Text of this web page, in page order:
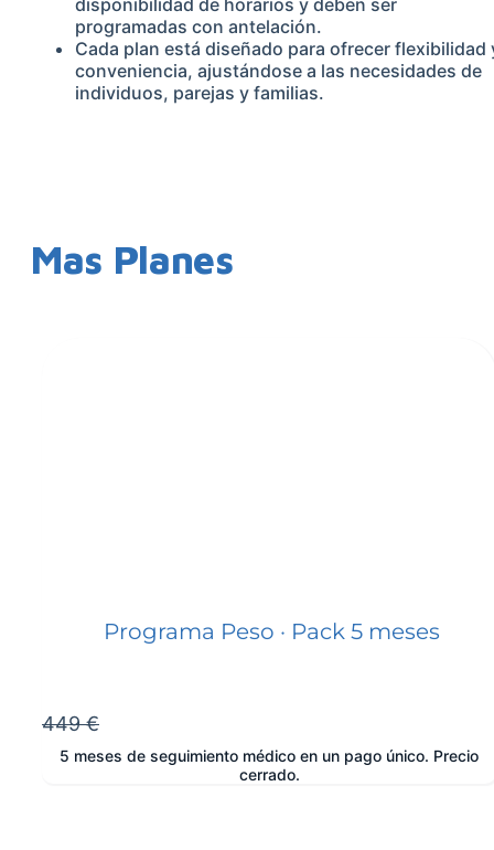
disponibilidad de horarios y deben ser
programadas con antelación.
Cada plan está diseñado para ofrecer flexibilidad
conveniencia, ajustándose a las necesidades de
individuos, parejas y familias.
Mas Planes
Programa Peso · Pack 5 meses
449 €
5 meses de seguimiento médico en un pago único. Precio
cerrado.